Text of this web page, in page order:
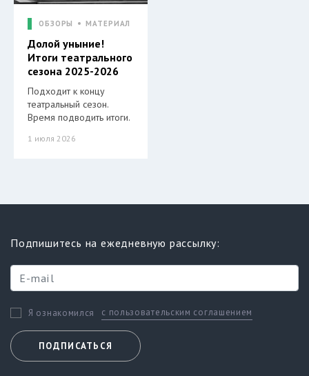
ОБЗОРЫ МАТЕРИАЛ
Долой уныние!
Итоги театрального
сезона 2025-2026
Подходит к концу
театральный сезон.
Время подводить итоги.
1 июля 2026
Подпишитесь на ежедневную рассылку:
Я ознакомился с пользовательским соглашением
ПОДПИСАТЬСЯ